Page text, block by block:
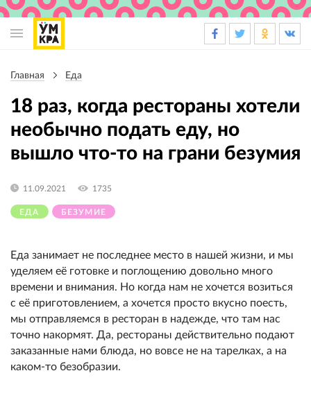
навигации
Главная Еда
18 раз, когда рестораны хотели
необычно подать еду, но
вышло что-то на грани безумия
ЕДА БЕЗУМИЕ
11.09.2021 1735
Еда занимает не последнее место в нашей жизни, и мы
уделяем её готовке и поглощению довольно много
времени и внимания. Но когда нам не хочется возиться
с её приготовлением, а хочется просто вкусно поесть,
мы отправляемся в ресторан в надежде, что там нас
точно накормят. Да, рестораны действительно подают
заказанные нами блюда, но вовсе не на тарелках, а на
каком-то безобразии.